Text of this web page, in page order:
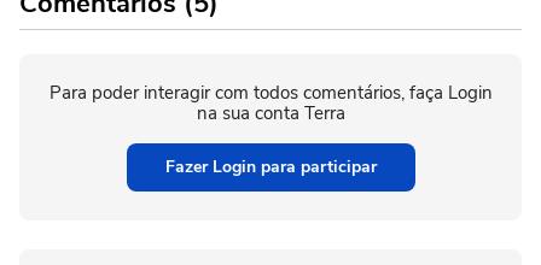
Para poder interagir com todos comentários, faça Login
na sua conta Terra
Fazer Login para participar